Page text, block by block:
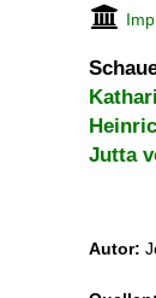
Jutta
Autor: